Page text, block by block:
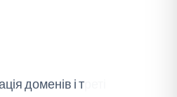
доменів і треті